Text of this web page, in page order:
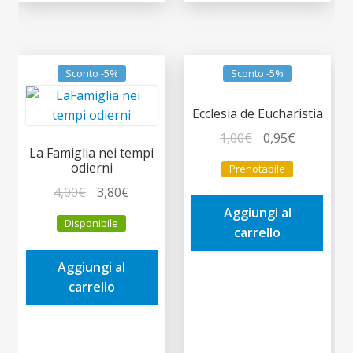
Sconto -5%
La Famiglia nei tempi
odierni
4,00€
prezzo
originale
era:
4,00€.
3,80€
è:
Disponibile
Aggiungi al
carrello
Sconto -5%
Ecclesia de Eucharistia
1,00€
prezzo
originale
era:
1,00€.
0,95€Il
è:
Prenotabile
Aggiungi al
carrello